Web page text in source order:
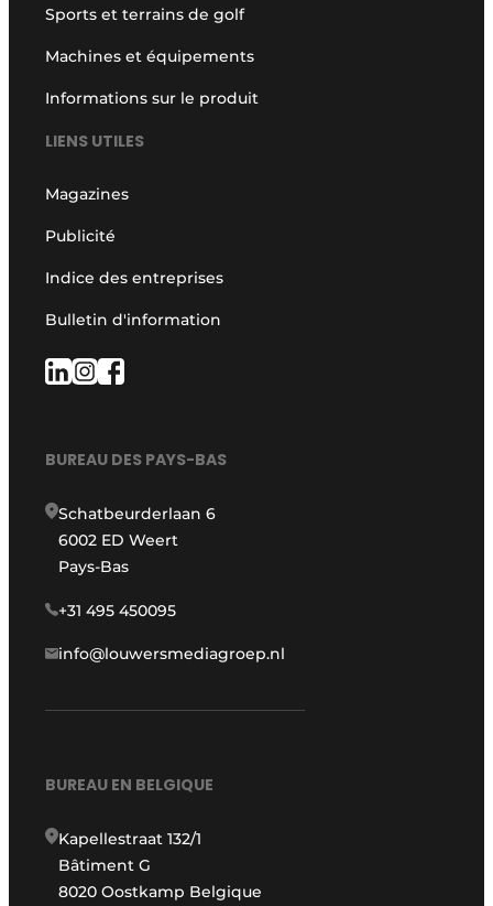
Sports et terrains de golf
Machines et équipements
Informations sur le produit
LIENS UTILES
Magazines
Publicité
Indice des entreprises
Bulletin d'information
BUREAU DES PAYS-BAS
Schatbeurderlaan 6
6002 ED Weert
Pays-Bas
+31 495 450095
info@louwersmediagroep.nl
BUREAU EN BELGIQUE
Kapellestraat 132/1
Bâtiment G
8020 Oostkamp Belgique